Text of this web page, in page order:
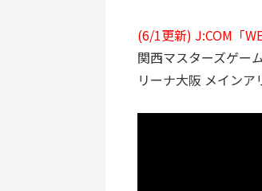
(6/1更新) J:COM「
関西マスターズゲー
リーナ大阪 メインア